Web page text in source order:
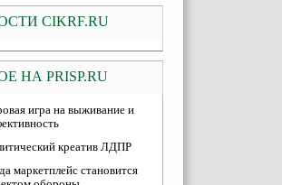
CIKRF.RU
НА PRISP.RU
игра на выживание и
креатив ЛДПР
маркетплейс становится